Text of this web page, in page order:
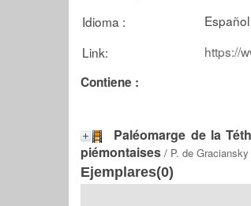
Idioma :
Link:
https://
Contiene :
Paléomarge de la
piémontaises / P. de Graciansky
Ejemplares(0)